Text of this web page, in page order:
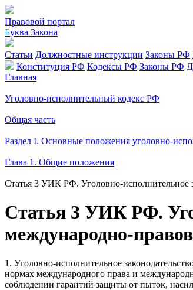
Правовой портал
Буква Закона
Статьи Должностные инструкции Законы РФ
Конституция РФ Кодексы РФ Законы РФ
Главная
Уголовно-исполнительный кодекс РФ
Общая часть
Раздел I. Основные положения уголовно-
Глава 1. Общие положения
Статья 3 УИК РФ. Уголовно-исполнительное
Статья 3 УИК РФ.
международно-
1. Уголовно-исполнительное
нормах международного права и
соблюдении гарантий защиты от пыток,